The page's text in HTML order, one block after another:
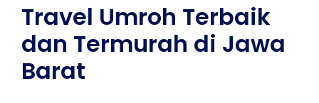
Travel Umroh Terbaik
dan Termurah di Jawa
Barat